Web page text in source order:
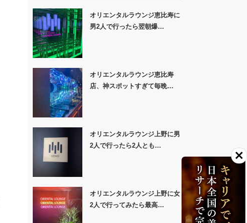
オリエンタルラウンジ恵比寿に
男2人で行ったら翌朝爆…
オリエンタルラウンジ恵比寿
店、神スポットすぎて毎晩…
オリエンタルラウンジ上野に男
2人で行ったら2人とも…
オリエンタルラウンジ上野に女
2人で行ってみたら最高…